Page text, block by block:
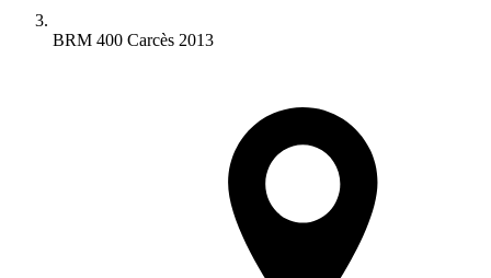
BRM 400 Carcès 2013